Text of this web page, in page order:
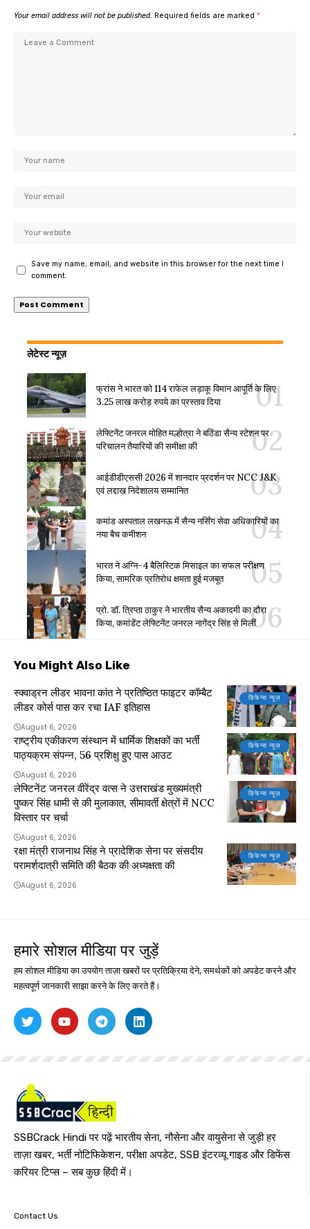
Your email address will not be published. Required fields are marked *
Save my name, email, and website in this browser for the next time I
comment.
लेटेस्ट न्यूज़
फ्रांस ने भारत को 114 राफेल लड़ाकू विमान आपूर्ति के लिए
3.25 लाख करोड़ रुपये का प्रस्ताव दिया
लेफ्टिनेंट जनरल मोहित मल्होत्रा ने बठिंडा सैन्य स्टेशन पर
परिचालन तैयारियों की समीक्षा की
आईडीडीएससी 2026 में शानदार प्रदर्शन पर NCC J&K
एवं लद्दाख निदेशालय सम्मानित
कमांड अस्पताल लखनऊ में सैन्य नर्सिंग सेवा अधिकारियों का
नया बैच कमीशन
भारत ने अग्नि-4 बैलिस्टिक मिसाइल का सफल परीक्षण
किया, सामरिक प्रतिरोध क्षमता हुई मजबूत
प्रो. डॉ. त्रिप्ता ठाकुर ने भारतीय सैन्य अकादमी का दौरा
किया, कमांडेंट लेफ्टिनेंट जनरल नागेंद्र सिंह से मिलीं
You Might Also Like
डिफेन्स न्यूज़
स्क्वाड्रन लीडर भावना कांत ने प्रतिष्ठित फाइटर कॉम्बैट
लीडर कोर्स पास कर रचा IAF इतिहास
August 6, 2026
डिफेन्स न्यूज़
राष्ट्रीय एकीकरण संस्थान में धार्मिक शिक्षकों का भर्ती
पाठ्यक्रम संपन्न, 56 प्रशिक्षु हुए पास आउट
August 6, 2026
डिफेन्स न्यूज़
लेफ्टिनेंट जनरल वीरेंद्र वत्स ने उत्तराखंड मुख्यमंत्री
पुष्कर सिंह धामी से की मुलाकात, सीमावर्ती क्षेत्रों में NCC
विस्तार पर चर्चा
August 6, 2026
डिफेन्स न्यूज़
रक्षा मंत्री राजनाथ सिंह ने प्रादेशिक सेना पर संसदीय
परामर्शदात्री समिति की बैठक की अध्यक्षता की
August 6, 2026
हमारे सोशल मीडिया पर जुड़ें
हम सोशल मीडिया का उपयोग ताज़ा खबरों पर प्रतिक्रिया देने, समर्थकों को अपडेट करने और
महत्वपूर्ण जानकारी साझा करने के लिए करते हैं।
SSBCrack Hindi पर पढ़ें भारतीय सेना, नौसेना और वायुसेना से जुड़ी हर
ताज़ा खबर, भर्ती नोटिफिकेशन, परीक्षा अपडेट, SSB इंटरव्यू गाइड और डिफेंस
करियर टिप्स – सब कुछ हिंदी में।
Contact Us